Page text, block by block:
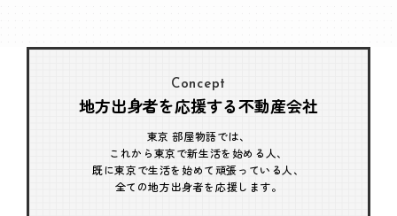
Concept
地方出身者を応援する不動産会社
東京 部屋物語では、
これから東京で新生活を始める人、
既に東京で生活を始めて頑張っている人、
全ての地方出身者を応援します。